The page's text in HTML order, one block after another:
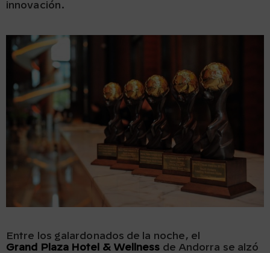
innovación.
Entre los galardonados de la noche, el
Grand Plaza Hotel & Wellness de Andorra se alzó